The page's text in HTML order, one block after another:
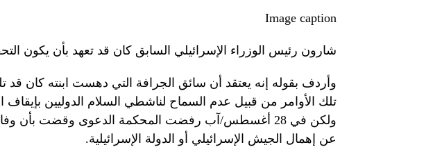
Image caption
شارون رئيس الوزراء الإسرائيلي السابق كان قد تعهد بأن يكون
وأردف بقوله إنه يعتقد أن سائق الجرافة التي دهست ابنته كان قد
تلك الأوامر من قبيل عدم السماح لناشطي السلام الدوليين
ولكن في 28 أغسطس/آب رفضت المحكمة الدعوى وقضت
عن إهمال الجيش الإسرائيلي أو الدولة الإسرائيلية.